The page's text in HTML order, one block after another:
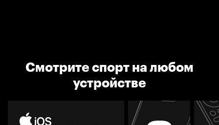
Смотрите спорт на любом
устройстве